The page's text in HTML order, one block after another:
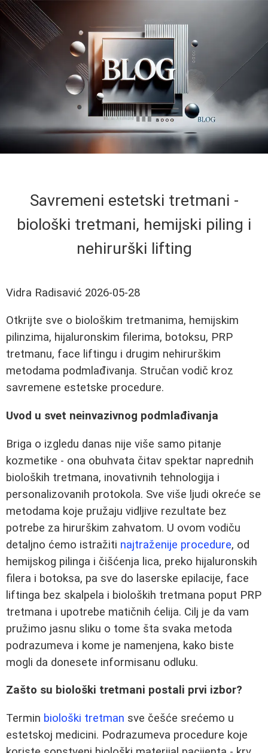
Savremeni estetski tretmani -
biološki tretmani, hemijski piling i
nehirurški lifting
Vidra Radisavić 2026-05-28
Otkrijte sve o biološkim tretmanima, hemijskim
pilinzima, hijaluronskim filerima, botoksu, PRP
tretmanu, face liftingu i drugim nehirurškim
metodama podmlađivanja. Stručan vodič kroz
savremene estetske procedure.
Uvod u svet neinvazivnog podmlađivanja
Briga o izgledu danas nije više samo pitanje
kozmetike - ona obuhvata čitav spektar naprednih
bioloških tretmana, inovativnih tehnologija i
personalizovanih protokola. Sve više ljudi okreće se
metodama koje pružaju vidljive rezultate bez
potrebe za hirurškim zahvatom. U ovom vodiču
detaljno ćemo istražiti najtraženije procedure, od
hemijskog pilinga i čišćenja lica, preko hijaluronskih
filera i botoksa, pa sve do laserske epilacije, face
liftinga bez skalpela i bioloških tretmana poput PRP
tretmana i upotrebe matičnih ćelija. Cilj je da vam
pružimo jasnu sliku o tome šta svaka metoda
podrazumeva i kome je namenjena, kako biste
mogli da donesete informisanu odluku.
Zašto su biološki tretmani postali prvi izbor?
Termin biološki tretman sve češće srećemo u
estetskoj medicini. Podrazumeva procedure koje